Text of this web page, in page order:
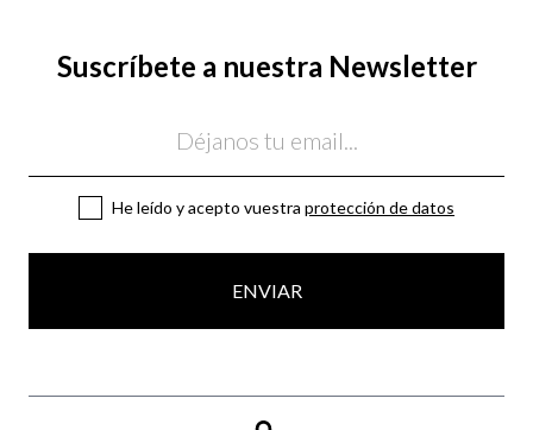
Suscríbete a nuestra Newsletter
He leído y acepto vuestra protección de datos
ENVIAR